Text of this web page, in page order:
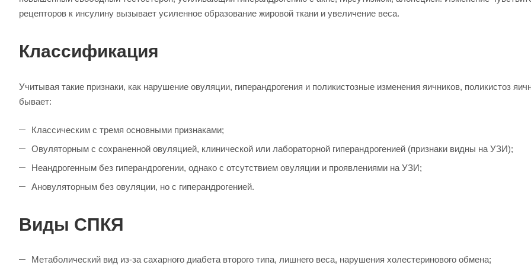
рецепторов к инсулину вызывает усиленное образование жировой ткани и увеличение веса.
Классификация
Учитывая такие признаки, как нарушение овуляции, гиперандрогения и поликистозные изменения яичников, поликистоз
бывает:
Классическим с тремя основными признаками;
Овуляторным с сохраненной овуляцией, клинической или лабораторной гиперандрогенией (признаки видны на УЗИ);
Неандрогенным без гиперандрогении, однако с отсутствием овуляции и проявлениями на УЗИ;
Ановуляторным без овуляции, но с гиперандрогенией.
Виды СПКЯ
Метаболический вид из-за сахарного диабета второго типа, лишнего веса, нарушения холестеринового обмена;